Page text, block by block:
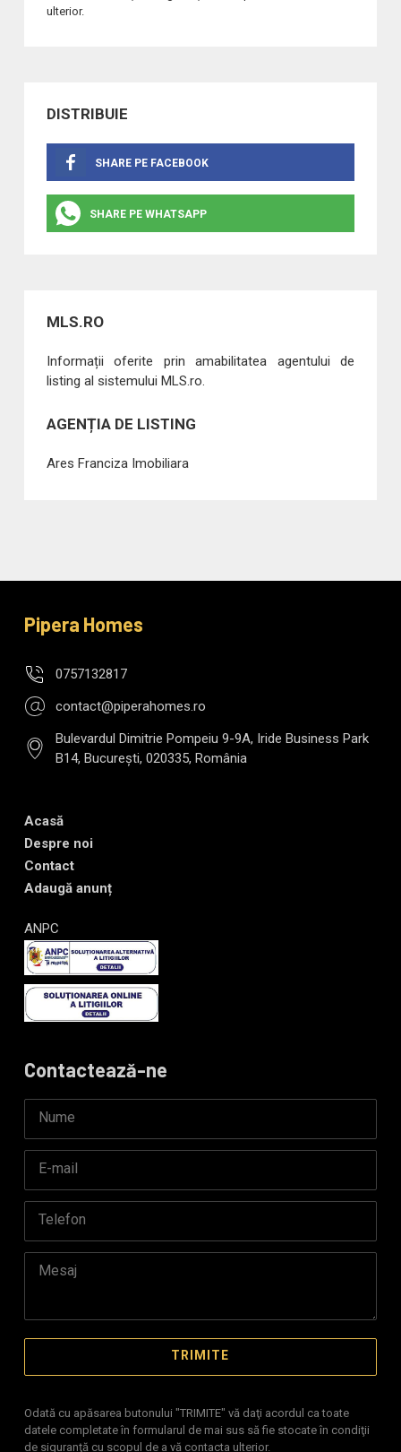
ulterior.
DISTRIBUIE
SHARE PE FACEBOOK
SHARE PE WHATSAPP
MLS.RO
Informații oferite prin amabilitatea agentului de
listing al sistemului MLS.ro.
AGENȚIA DE LISTING
Ares Franciza Imobiliara
Pipera Homes
0757132817
contact@piperahomes.ro
Bulevardul Dimitrie Pompeiu 9-9A, Iride Business Park
B14, București, 020335, România
Acasă
Despre noi
Contact
Adaugă anunț
ANPC
Contactează-ne
Odată cu apăsarea butonului "TRIMITE" vă daţi acordul ca toate
datele completate în formularul de mai sus să fie stocate în condiţii
de siguranţă cu scopul de a vă contacta ulterior.